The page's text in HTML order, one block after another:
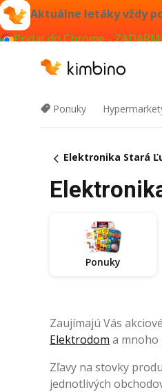
Aktuálne letáky vždy
Pridať do Chrome -
Ponuky
Elektronika Stará
Ponuky
Zaujímajú Vás
Elektrodom a mnoho
Zľavy na stovky
jednotlivých